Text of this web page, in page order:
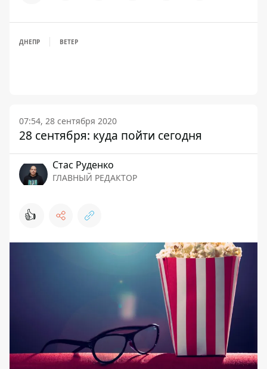
ДНЕПР ВЕТЕР
07:54, 28 сентября 2020
28 сентября: куда пойти сегодня
Стаc Руденко
ГЛАВНЫЙ РЕДАКТОР
👍